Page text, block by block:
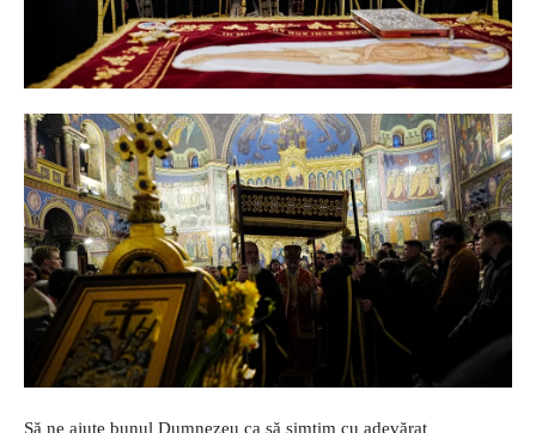
Să ne ajute bunul Dumnezeu ca să simțim cu adevărat